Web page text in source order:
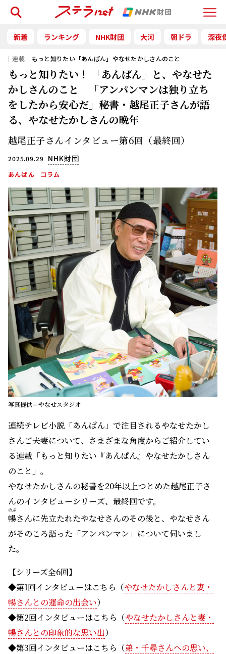
Menu
検索
新着 ランキング NHK財団 大河 朝ドラ 深夜
｜連載｜ もっと知りたい「あんぱん」やなせたかしさんのこと
もっと知りたい！ 「あんぱん」と、やなせた
かしさんのこと 「アンパンマンは独り立ち
をしたから安心だ」秘書・越尾正子さんが語
る、やなせたかしさんの晩年
越尾正子さんインタビュー第6回（最終回）
2025.09.29 NHK財団
あんぱん コラム
写真提供＝やなせスタジオ
連続テレビ小説「あんぱん」で注目されるやなせたかし
さんご夫妻について、さまざまな角度からご紹介してい
る連載「もっと知りたい『あんぱん』やなせたかしさん
のこと」。
やなせたかしさんの秘書を20年以上つとめた越尾正子さ
んのインタビューシリーズ、最終回です。
暢
のぶ
さんに先立たれたやなせさんのその後と、やなせさん
がそのころ語った「アンパンマン」について伺いまし
た。
【シリーズ全6回】
◆第1回インタビューはこちら（やなせたかしさんと妻・
暢さんとの運命の出会い）
◆第2回インタビューはこちら（やなせたかしさんと妻・
暢さんとの印象的な思い出）
◆第3回インタビューはこちら（弟・千尋さんへの思い、